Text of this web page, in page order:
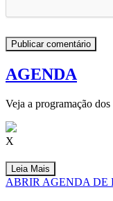
AGENDA
Veja a programação
X
Leia Mais
ABRIR AGENDA DE